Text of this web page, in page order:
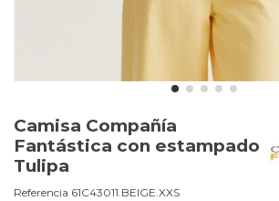
Camisa Compañía
Fantástica con estampado
Tulipa
Referencia 61C43011.BEIGE.XXS